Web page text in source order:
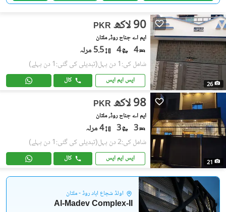
26
PKR 90 لاکھ
ایم اے جناح روڈ, ملتان
4
4 5.5 مرلہ
شامل کی:1 دن پہل (تبدیلی کی گئی:1 دن پہلے)
ایس ایم ایس کال
21
PKR 98 لاکھ
ایم اے جناح روڈ, ملتان
3
3 4 مرلہ
شامل کی:2 دن پہل (تبدیلی کی گئی:1 دن پہلے)
ایس ایم ایس کال
اولڈ شجاع آباد روڈ - ملتان
Al-Madev Complex-II